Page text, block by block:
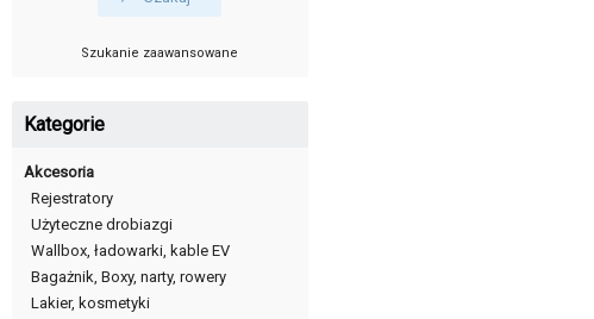
Szukanie zaawansowane
Kategorie
Akcesoria
Rejestratory
Użyteczne drobiazgi
Wallbox, ładowarki, kable EV
Bagażnik, Boxy, narty, rowery
Lakier, kosmetyki